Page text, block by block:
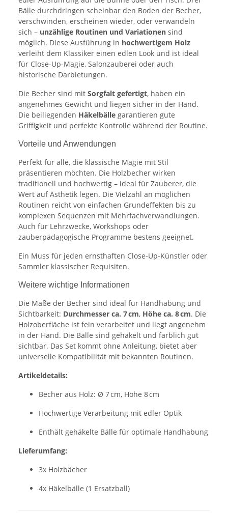
Bälle durchdringen scheinbar den Boden der Becher,
verschwinden, erscheinen wieder, oder verwandeln
sich – unzählige Routinen und Variationen sind
möglich. Diese Ausführung in hochwertigem Holz
verleiht dem Klassiker einen edlen Look und ist ideal
für Close-Up-Magie, Salonzauberei oder auch
historische Darbietungen.
Die Becher sind mit Sorgfalt gefertigt, haben ein
angenehmes Gewicht und liegen sicher in der Hand.
Die beiliegenden Häkelbälle garantieren gute
Griffigkeit und perfekte Kontrolle während der Routine.
Vorteile und Anwendungen
Perfekt für alle, die klassische Magie mit Stil
präsentieren möchten. Die Holzbecher wirken
traditionell und hochwertig – ideal für Zauberer, die
Wert auf Ästhetik legen. Die Vielzahl an möglichen
Routinen reicht von einfachen Grundeffekten bis zu
komplexen Sequenzen mit Mehrfachverwandlungen.
Auch für Lehrzwecke, Workshops oder
zauberpädagogische Programme bestens geeignet.
Ein Muss für jeden ernsthaften Close-Up-Künstler oder
Sammler klassischer Requisiten.
Weitere wichtige Informationen
Die Maße der Becher sind ideal für Handhabung und
Sichtbarkeit: Durchmesser ca. 7 cm, Höhe ca. 8 cm. Die
Holzoberfläche ist fein verarbeitet und liegt angenehm
in der Hand. Die Bälle sind gehäkelt und farblich gut
sichtbar. Das Set kommt ohne Anleitung, bietet aber
universelle Kompatibilität mit bekannten Routinen.
Artikeldetails:
Becher aus Holz: Ø 7 cm, Höhe 8 cm
Hochwertige Verarbeitung mit edler Optik
Enthält gehäkelte Bälle für optimale Handhabung
Lieferumfang:
3x Holzbächer
4x Häkelbälle (1 Ersatzball)